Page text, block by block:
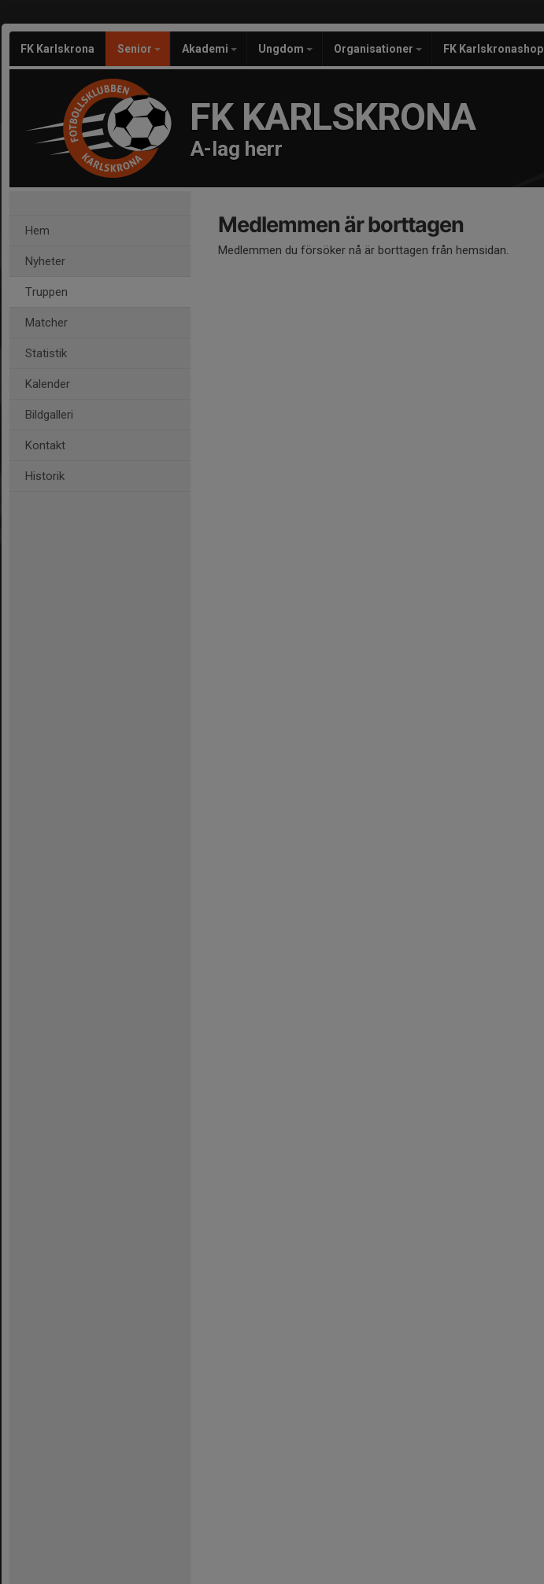
FK Karlskrona Senior Akademi Ungdom Organisationer FK Karlskronashop
FK KARLSKRONA
A-lag herr
Hem
Nyheter
Truppen
Matcher
Statistik
Kalender
Bildgalleri
Kontakt
Historik
Medlemmen är borttagen
Medlemmen du försöker nå är borttagen från hemsidan.